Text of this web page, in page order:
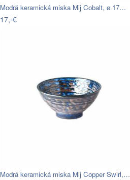
Modrá keramická miska Mij Cobalt, ø 17…
17,-€
Modrá keramická miska Mij Copper Swirl,…